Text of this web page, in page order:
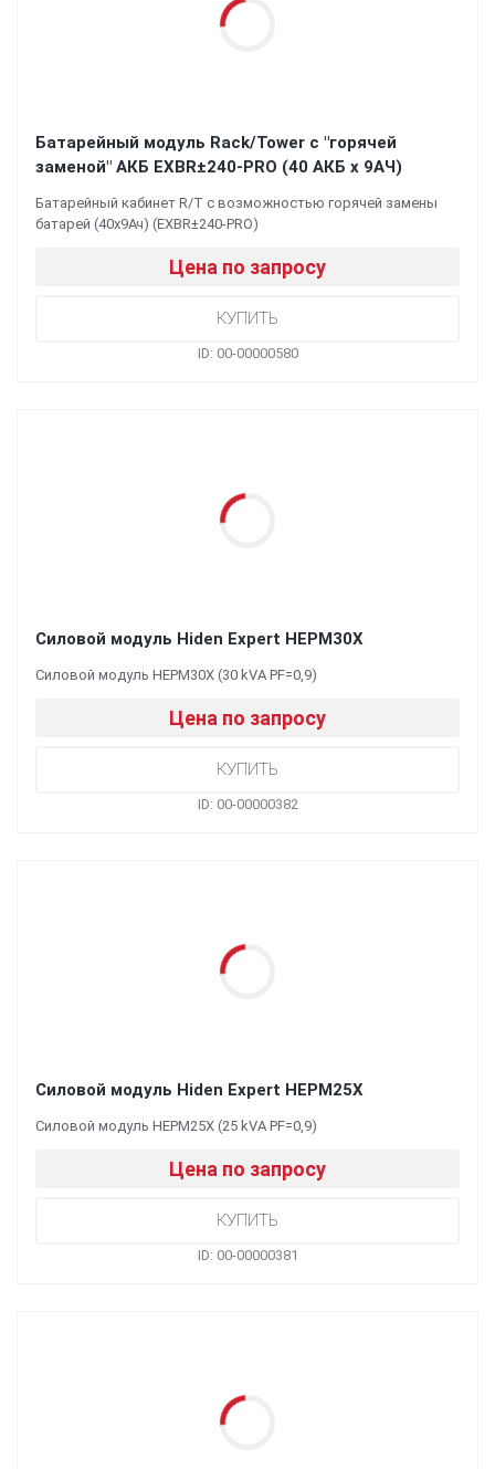
Батарейный модуль Rack/Tower с "горячей
заменой" АКБ EXBR±240-PRO (40 АКБ х 9АЧ)
Батарейный кабинет R/T c возможностью горячей замены
батарей (40х9Ач) (EXBR±240-PRO)
Цена по запросу
ID: 00-00000580
Силовой модуль Hiden Expert HEPM30X
Силовой модуль HEPM30X (30 kVA PF=0,9)
Цена по запросу
ID: 00-00000382
Силовой модуль Hiden Expert HEPM25X
Силовой модуль HEPM25X (25 kVA PF=0,9)
Цена по запросу
ID: 00-00000381